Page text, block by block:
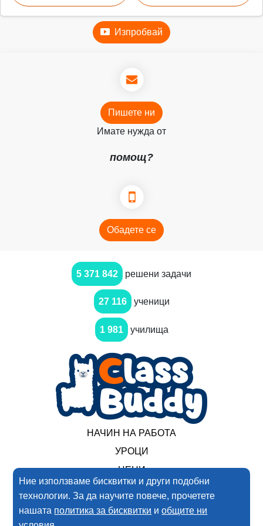
Ние използваме бисквитки и други подобни
технологии. За да научите повече, прочетете
нашата политика за бисквитки иобщите ни
Изпробвай
Пишете ни
Имате нужда от
помощ?
Обадете се
5 371 842 решени задачи
27 116 ученици
1 981 училища
НАЧИН НА РАБОТА
УРОЦИ
ЦЕНИ
2017-2025 Нимеро ООД. Всички права запазени